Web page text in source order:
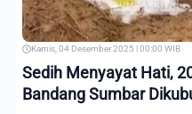
Kamis, 04 Desember 2025 | 00:00 WIB
Sedih Menyayat Hati,
Bandang Sumbar